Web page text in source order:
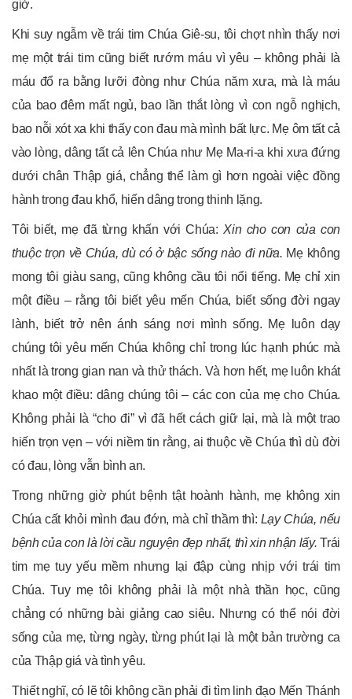
giờ.
Khi suy ngẫm về trái tim Chúa Giê-su, tôi chợt nhìn thấy nơi
mẹ một trái tim cũng biết rướm máu vì yêu – không phải là
máu đổ ra bằng lưỡi đòng như Chúa năm xưa, mà là máu
của bao đêm mất ngủ, bao lần thắt lòng vì con ngỗ nghịch,
bao nỗi xót xa khi thấy con đau mà mình bất lực. Mẹ ôm tất cả
vào lòng, dâng tất cả lên Chúa như Mẹ Ma-ri-a khi xưa đứng
dưới chân Thập giá, chẳng thể làm gì hơn ngoài việc đồng
hành trong đau khổ, hiến dâng trong thinh lặng.
Tôi biết, mẹ đã từng khấn với Chúa:Xin cho con của con
thuộc trọn về Chúa, dù cóở bậc sống nào đi nữa. Mẹ không
mong tôi giàu sang, cũng không cầu tôi nổi tiếng. Mẹ chỉ xin
một điều – rằng tôi biết yêu mến Chúa, biết sống đời ngay
lành, biết trở nên ánh sáng nơi mình sống. Mẹ luôn dạy
chúng tôi yêu mến Chúa không chỉ trong lúc hạnh phúc mà
nhất là trong gian nan và thử thách. Và hơn hết, mẹ luôn khát
khao một điều: dâng chúng tôi – các con của mẹ cho Chúa.
Không phải là “cho đi” vì đã hết cách giữ lại, mà là một trao
hiến trọn vẹn – với niềm tin rằng, ai thuộc về Chúa thì dù đời
có đau, lòng vẫn bình an.
Trong những giờ phút bệnh tật hoành hành, mẹ không xin
Chúa cất khỏi mình đau đớn, mà chỉ thầm thì: Lạy Chúa, nếu
bệnh của con là lời cầu nguyện đẹp nhất, thì xin nhận lấy. Trái
tim mẹ tuy yếu mềm nhưng lại đập cùng nhịp với trái tim
Chúa. Tuy mẹ tôi không phải là một nhà thần học, cũng
chẳng có những bài giảng cao siêu. Nhưng có thể nói đời
sống của mẹ, từng ngày, từng phút lại là một bản trường ca
của Thập giá và tình yêu.
Thiết nghĩ, có lẽ tôi không cần phải đi tìm linh đạo Mến Thánh